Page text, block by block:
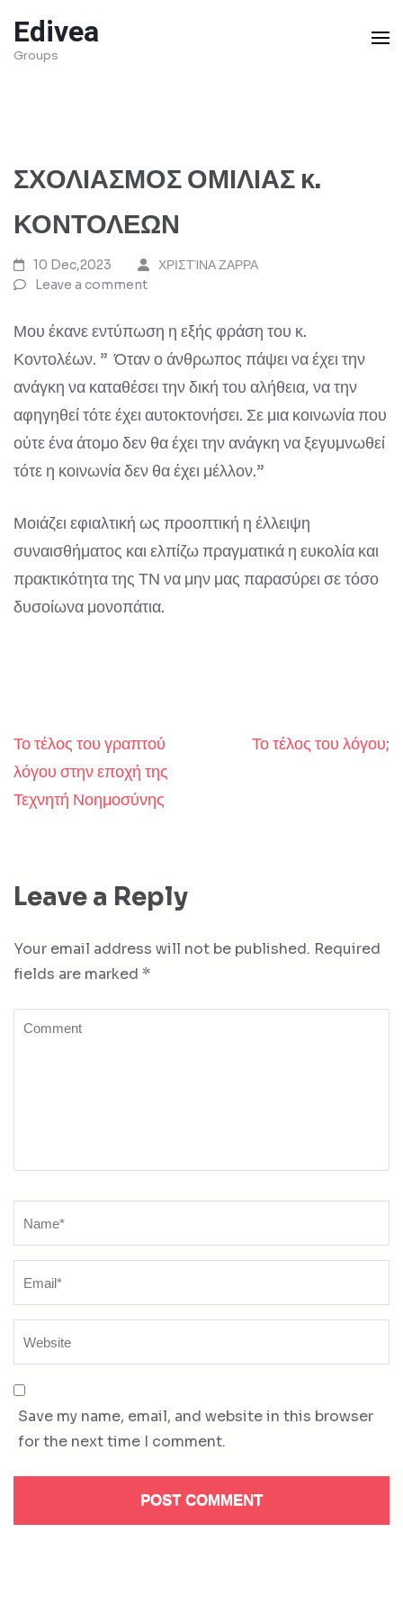
to
content
Edivea
Groups
ΣΧΟΛΙΑΣΜΟΣ ΟΜΙΛΙΑΣ κ.
ΚΟΝΤΟΛΕΩΝ
10 Dec,2023
ΧΡΙΣΤΊΝΑ ΖΑΡΡΑ
Leave a comment
Μου έκανε εντύπωση η εξής φράση του κ.
Κοντολέων. ” Όταν ο άνθρωπος πάψει να έχει την
ανάγκη να καταθέσει την δική του αλήθεια, να την
αφηγηθεί τότε έχει αυτοκτονήσει. Σε μια κοινωνία που
ούτε ένα άτομο δεν θα έχει την ανάγκη να ξεγυμνωθεί
τότε η κοινωνία δεν θα έχει μέλλον.”
Μοιάζει εφιαλτική ως προοπτική η έλλειψη
συναισθήματος και ελπίζω πραγματικά η ευκολία και
πρακτικότητα της ΤΝ να μην μας παρασύρει σε τόσο
δυσοίωνα μονοπάτια.
Post
navigation
Το τέλος του γραπτού
λόγου στην εποχή της
Τεχνητή Νοημοσύνης
Το τέλος του λόγου;
Leave a Reply
Your email address will not be published. Required
fields are marked *
Comment
Save my name, email, and website in this browser
for the next time I comment.